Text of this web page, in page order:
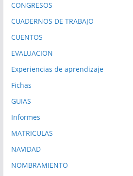
CONGRESOS
CUADERNOS DE TRABAJO
CUENTOS
EVALUACION
Experiencias de aprendizaje
Fichas
GUIAS
Informes
MATRICULAS
NAVIDAD
NOMBRAMIENTO